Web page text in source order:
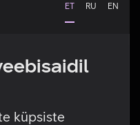
ET RU EN
küpsiste